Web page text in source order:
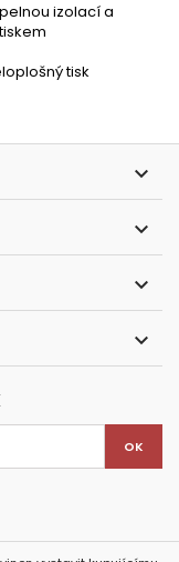
izolací a
tisk



